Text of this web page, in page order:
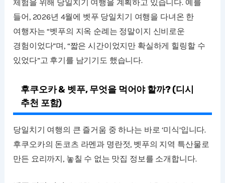
체험을 위해 당일치기 여행을 계획하고 있습니다. 예를
들어, 2026년 4월에 벳푸 당일치기 여행을 다녀온 한
여행자는 “벳푸의 지옥 순례는 정말이지 신비로운
경험이었다”며, “짧은 시간이었지만 확실하게 힐링할 수
있었다”고 후기를 남기기도 했습니다.
후쿠오카 & 벳푸, 무엇을 먹어야 할까? (디시
추천 포함)
당일치기 여행의 큰 즐거움 중 하나는 바로 ‘미식’입니다.
후쿠오카의 돈코츠 라멘과 명란젓, 벳푸의 지역 특산물로
만든 요리까지, 놓칠 수 없는 맛집 정보를 소개합니다.